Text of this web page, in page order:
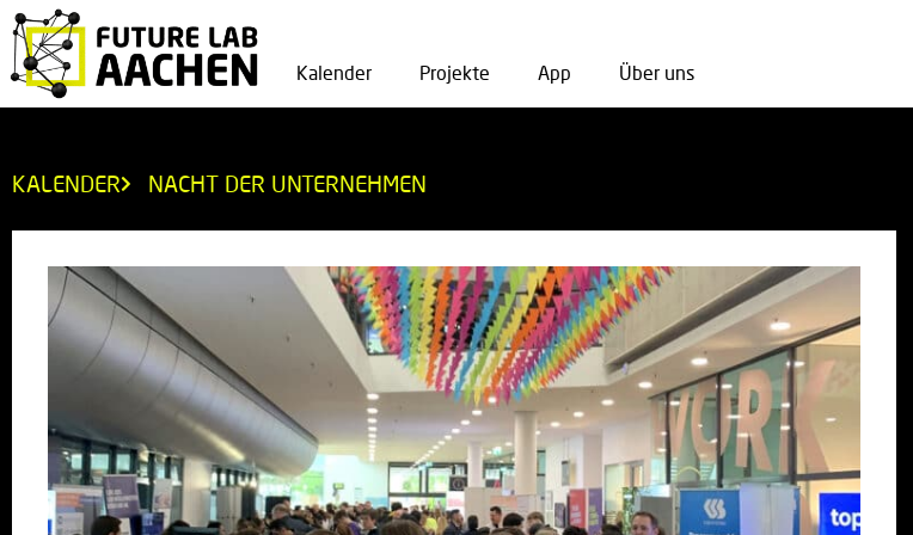
Kalender Projekte App Über uns
KALENDER NACHT DER UNTERNEHMEN